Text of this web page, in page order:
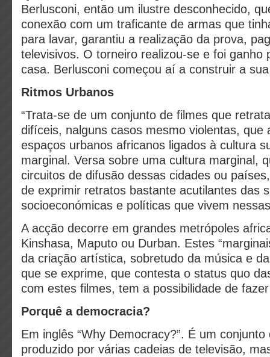
Berlusconi, então um ilustre desconhecido,
conexão com um traficante de armas que
para lavar, garantiu a realização da prova,
televisivos. O torneiro realizou-se e foi ganho
casa. Berlusconi começou aí a construir a
Ritmos Urbanos
“Trata-se de um conjunto de filmes que
difíceis, nalguns casos mesmo violentas, que
espaços urbanos africanos ligados à cultura
marginal. Versa sobre uma cultura marginal,
circuitos de difusão dessas cidades ou
de exprimir retratos bastante acutilantes das
socioeconómicas e políticas que vivem
A acção decorre em grandes metrópoles
Kinshasa, Maputo ou Durban. Estes
da criação artística, sobretudo da música e
que se exprime, que contesta o status quo
com estes filmes, tem a possibilidade de
Porquê a democracia?
Em inglês “Why Democracy?”. É um
produzido por várias cadeias de televisão,